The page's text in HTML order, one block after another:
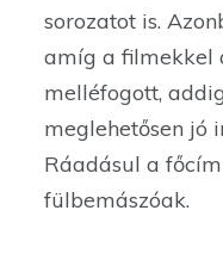
sorozatot is.
amíg a filmekkel
melléfogott,
meglehetősen jó
Ráadásul a
fülbemászóak.